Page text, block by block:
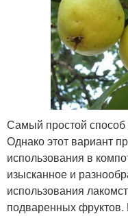
Самый простой
Однако этот вариант
использования в
изысканное и
использования
подваренных фруктов.